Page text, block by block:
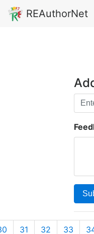
REAuthorNet
31 32 33